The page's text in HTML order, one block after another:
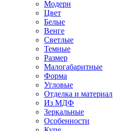
Модерн
Цвет
Белые
Венге
Светлые
Темные
Размер
Малогабаритные
Форма
Угловые
Отделка и материал
Из МДФ
Зеркальные
Особенности